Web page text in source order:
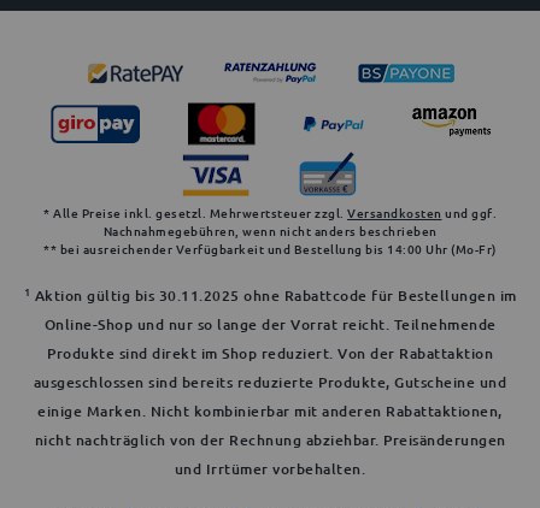
* Alle Preise inkl. gesetzl. Mehrwertsteuer zzgl. Versandkosten und ggf.
Nachnahmegebühren, wenn nicht anders beschrieben
** bei ausreichender Verfügbarkeit und Bestellung bis 14:00 Uhr (Mo-Fr)
1 Aktion gültig bis 30.11.2025 ohne Rabattcode für Bestellungen im
Online-Shop und nur so lange der Vorrat reicht. Teilnehmende
Produkte sind direkt im Shop reduziert. Von der Rabattaktion
ausgeschlossen sind bereits reduzierte Produkte, Gutscheine und
einige Marken. Nicht kombinierbar mit anderen Rabattaktionen,
nicht nachträglich von der Rechnung abziehbar. Preisänderungen
und Irrtümer vorbehalten.